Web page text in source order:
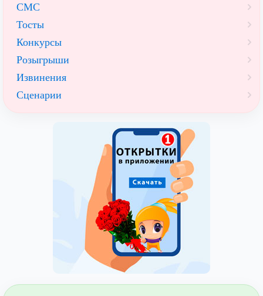
СМС
Тосты
Конкурсы
Розыгрыши
Извинения
Сценарии